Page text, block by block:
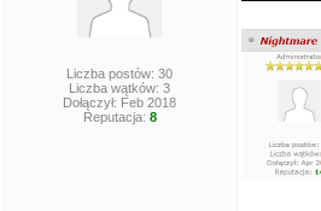
Liczba postów: 30
Liczba wątków: 3
Dołączył: Feb 2018
Reputacja: 8